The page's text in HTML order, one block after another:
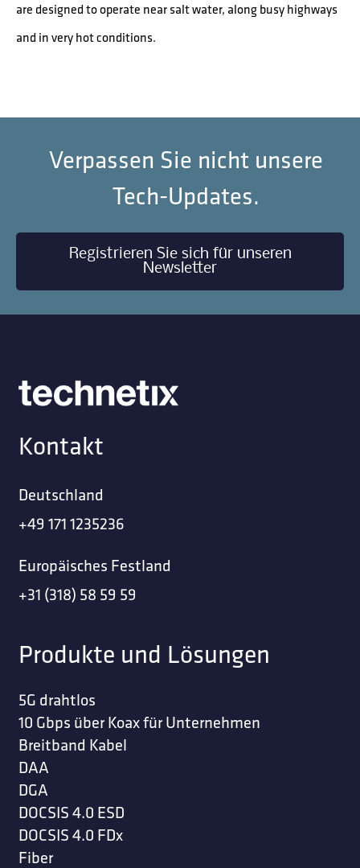
are designed to operate near salt water, along busy highways
and in very hot conditions.
Verpassen Sie nicht unsere
Tech-Updates.
Registrieren Sie sich für unseren
Newsletter
Kontakt
Deutschland
+49 171 1235236
Europäisches Festland
+31 (318) 58 59 59
Produkte und Lösungen
5G drahtlos
10 Gbps über Koax für Unternehmen
Breitband Kabel
DAA
DGA
DOCSIS 4.0 ESD
DOCSIS 4.0 FDx
Fiber